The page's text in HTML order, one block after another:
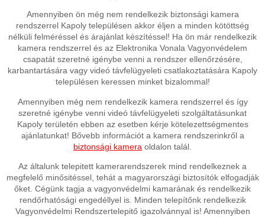
Amennyiben ön még nem rendelkezik biztonsági kamera
rendszerrel Kapoly településen akkor éljen a minden kötöttség
nélküli felméréssel és árajánlat készítéssel! Ha ön már rendelkezik
kamera rendszerrel és az Elektronika Vonala Vagyonvédelem
csapatát szeretné igénybe venni a rendszer ellenőrzésére,
karbantartására vagy videó távfelügyeleti csatlakoztatására Kapoly
településen keressen minket bizalommal!
Amennyiben még nem rendelkezik kamera rendszerrel és így
szeretné igénybe venni videó távfelügyeleti szolgáltatásunkat
Kapoly területén ebben az esetben kérje kötelezettségmentes
ajánlatunkat! Bővebb információt a kamera rendszerinkről a
biztonsági kamera oldalon talál.
Az általunk telepitett kamerarendszerek mind rendelkeznek a
megfelelő minősitéssel, tehát a magyarországi biztosítók elfogadják
őket. Cégünk tagja a vagyonvédelmi kamarának és rendelkezik
rendőrhatósági engedéllyel is. Minden telepítőnk rendelkezik
Vagyonvédelmi Rendszertelepitő igazolvánnyal is! Amennyiben